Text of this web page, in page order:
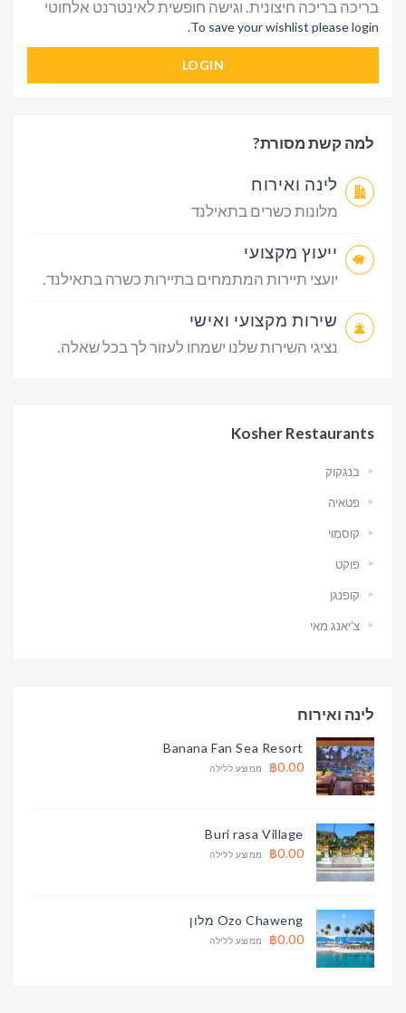
בריכה בריכה חיצונית. וגישה חופשית לאינטרנט אלחוטי
To save your wishlist please login.
LOGIN
למה קשת מסורת?
לינה ואירוח
מלונות כשרים בתאילנד
ייעוץ מקצועי
יועצי תיירות המתמחים בתיירות כשרה בתאילנד.
שירות מקצועי ואישי
נציגי השירות שלנו ישמחו לעזור לך בכל שאלה.
Kosher Restaurants
בנגקוק
פטאיה
קוסמוי
פוקט
קופנגן
צ’יאנג מאי
לינה ואירוח
Banana Fan Sea Resort
฿0.00
ממוצע ללילה
Buri rasa Village
฿0.00
ממוצע ללילה
Ozo Chaweng מלון
฿0.00
ממוצע ללילה